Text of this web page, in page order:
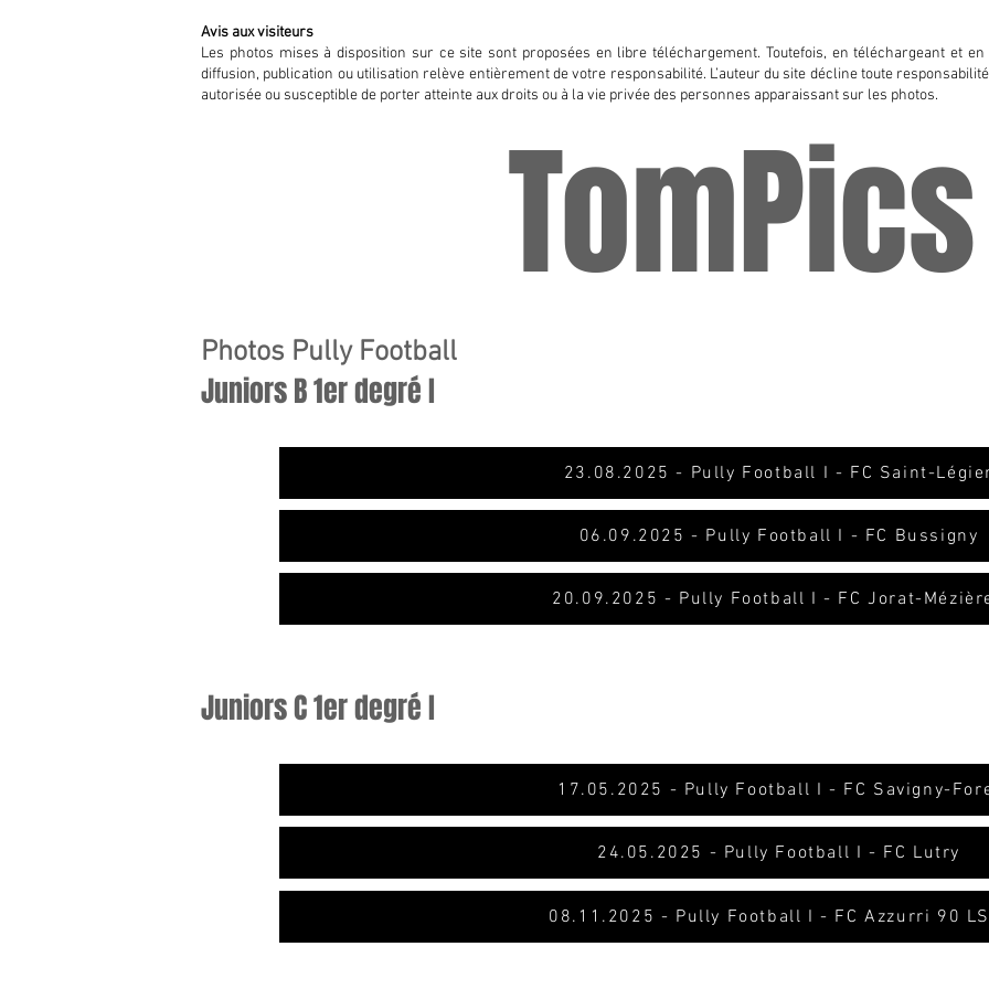
Avis aux visiteurs
Les photos mises à disposition sur ce site sont proposées en libre téléchargement. Toutefois, en téléchargeant et
diffusion, publication ou utilisation relève entièrement de votre responsabilité. L’auteur du site décline toute
autorisée ou susceptible de porter atteinte aux droits ou à la vie privée des personnes apparaissant sur les photos.
TomPics
Photos Pully Football
Juniors B 1er degré I
23.08.2025 - Pully Football I - FC Saint-
06.09.2025 - Pully Football I - FC Bussigny
20.09.2025 - Pully Football I - FC Jorat-
Juniors C 1er degré I
17.05.2025 - Pully Football I - FC Savigny-
24.05.2025 - Pully Football I - FC Lutry
08.11.2025 - Pully Football I - FC Azzurri 90